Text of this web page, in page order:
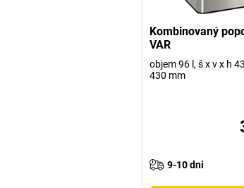
Kombinovaný
VAR
objem 96 l, š x v x h
430 mm
9-10 dni